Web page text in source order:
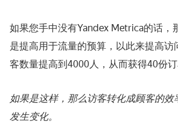
如果您手中没有Yandex Metrica的话，
是提高用于流量的预算，以此来提高访
客数量提高到4000人，从而获得40份订
如果是这样，那么访客转化成顾客的效
发生变化。